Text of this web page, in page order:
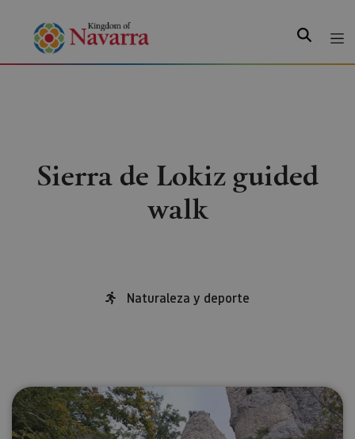
Search
Sierra de Lokiz guided
walk
Naturaleza y deporte